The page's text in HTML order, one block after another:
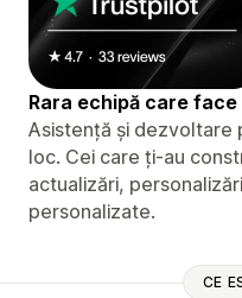
Rara echipă care
Asistență și dezvoltare
loc. Cei care ți-au
actualizări,
personalizate.
CE